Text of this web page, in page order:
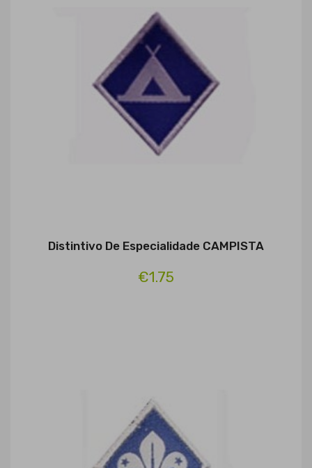
Distintivo De Especialidade CAMPISTA
€1.75